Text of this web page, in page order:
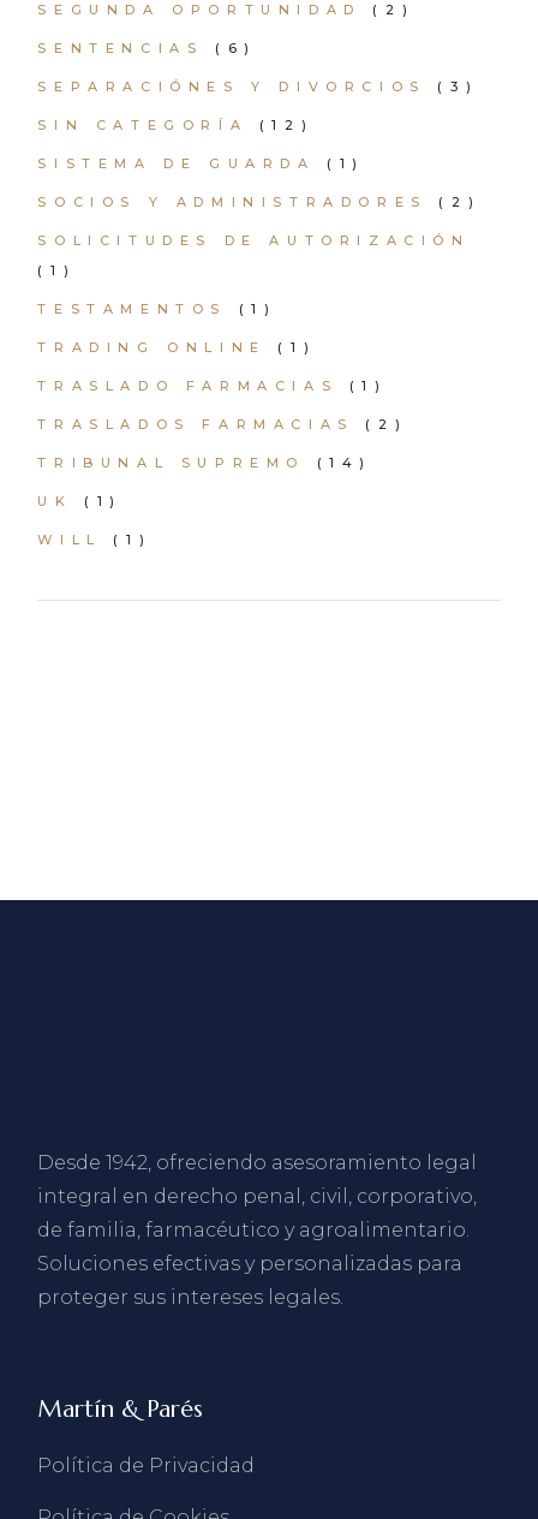
SEGUNDA OPORTUNIDAD (2)
SENTENCIAS (6)
SEPARACIÓNES Y DIVORCIOS (3)
SIN CATEGORÍA (12)
SISTEMA DE GUARDA (1)
SOCIOS Y ADMINISTRADORES (2)
SOLICITUDES DE AUTORIZACIÓN
(1)
TESTAMENTOS (1)
TRADING ONLINE (1)
TRASLADO FARMACIAS (1)
TRASLADOS FARMACIAS (2)
TRIBUNAL SUPREMO (14)
UK (1)
WILL (1)
Desde 1942, ofreciendo asesoramiento legal
integral en derecho penal, civil, corporativo,
de familia, farmacéutico y agroalimentario.
Soluciones efectivas y personalizadas para
proteger sus intereses legales.
Martín & Parés
Política de Privacidad